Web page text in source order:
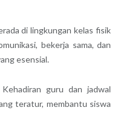
di lingkungan kelas fisik
bekerja sama, dan
esensial.
guru dan jadwal
teratur, membantu siswa